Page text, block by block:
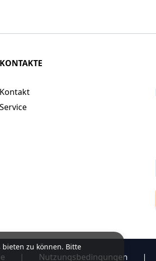
zu können. Bitte
KONTAKTE
Kontakt
Service
| Nutzungsbedingungen |